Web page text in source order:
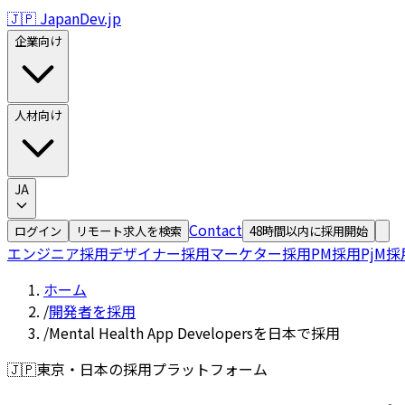
🇯🇵 JapanDev.jp
企業向け
人材向け
JA
ログイン リモート求人を検索 Contact 48時間以内に採用開始
エンジニア採用デザイナー採用マーケター採用PM採用PjM採
ホーム
/開発者を採用
/Mental Health App Developersを日本で採用
🇯🇵東京・日本の採用プラットフォーム